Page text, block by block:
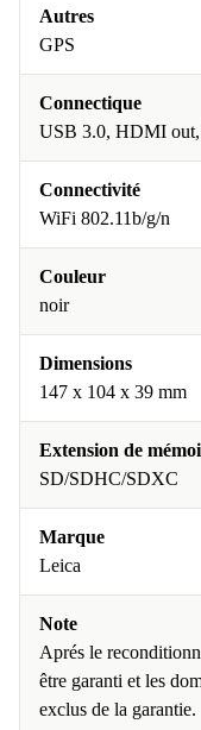
Autres
GPS
Connectique
USB 3.0, HDMI
Connectivité
WiFi 802.11b/g/n
Couleur
noir
Dimensions
147 x 104 x 39 mm
Extension de
SD/SDHC/SDXC
Marque
Leica
Note
Aprés le
être garanti et les
exclus de la garantie.